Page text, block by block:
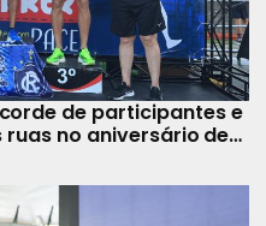
de participantes e
no aniversário de